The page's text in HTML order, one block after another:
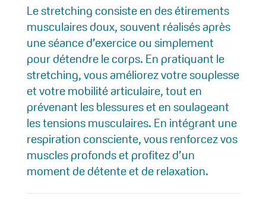
Le stretching consiste en des étirements
musculaires doux, souvent réalisés après
une séance d’exercice ou simplement
pour détendre le corps. En pratiquant le
stretching, vous améliorez votre souplesse
et votre mobilité articulaire, tout en
prévenant les blessures et en soulageant
les tensions musculaires. En intégrant une
respiration consciente, vous renforcez vos
muscles profonds et profitez d’un
moment de détente et de relaxation.